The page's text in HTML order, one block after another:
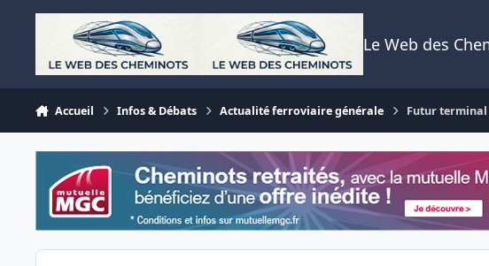
Aller au contenu
Le Web des
Accueil Infos & Débats Actualité ferroviaire générale Futur terminal